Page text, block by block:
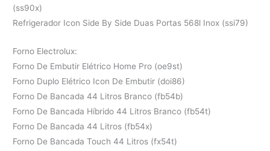
(ss90x)
Refrigerador Icon Side By Side Duas Portas 568l Inox (ssi79)
Forno Electrolux:
Forno De Embutir Elétrico Home Pro (oe9st)
Forno Duplo Elétrico Icon De Embutir (doi86)
Forno De Bancada 44 Litros Branco (fb54b)
Forno De Bancada Híbrido 44 Litros Branco (fb54t)
Forno De Bancada 44 Litros (fb54x)
Forno De Bancada Touch 44 Litros (fx54t)